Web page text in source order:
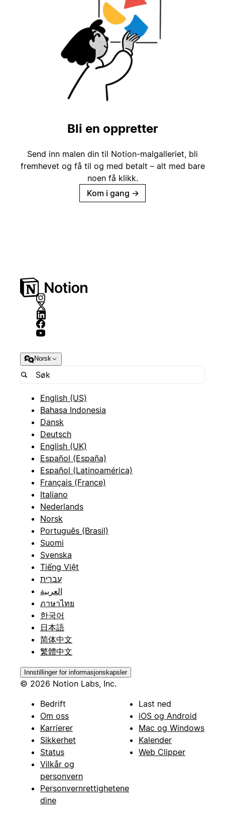
Bli en oppretter
Send inn malen din til Notion-malgalleriet, bli
fremhevet og få til og med betalt – alt med bare
noen få klikk.
Kom i gang →
Norsk
English (US)
Bahasa Indonesia
Dansk
Deutsch
English (UK)
Español (España)
Español (Latinoamérica)
Français (France)
Italiano
Nederlands
Norsk
Português (Brasil)
Suomi
Svenska
Tiếng Việt
עברית
العربية
ภาษาไทย
한국어
日本語
简体中文
繁體中文
Innstillinger for informasjonskapsler
© 2026 Notion Labs, Inc.
Bedrift
Om oss
Karrierer
Sikkerhet
Status
Vilkår og
personvern
Personvernrettighetene
dine
Last ned
iOS og Android
Mac og Windows
Kalender
Web Clipper